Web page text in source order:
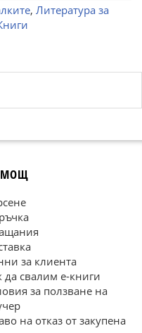
, Литература за
за клиента
да свалим е-книги
за ползване на
на отказ от закупена